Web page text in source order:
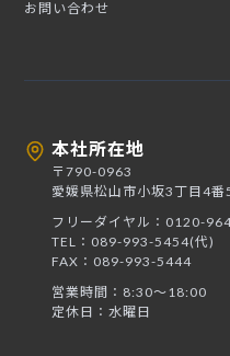
お問い合わせ
本社所在地
〒790-0963
愛媛県松山市小坂3丁目4番
フリーダイヤル：0120-
TEL：089-993-5454(代)
FAX：089-993-5444
営業時間：8:30〜18:00
定休日：水曜日